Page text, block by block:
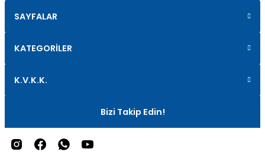
SAYFALAR
KATEGORİLER
K.V.K.K.
Bizi Takip Edin!